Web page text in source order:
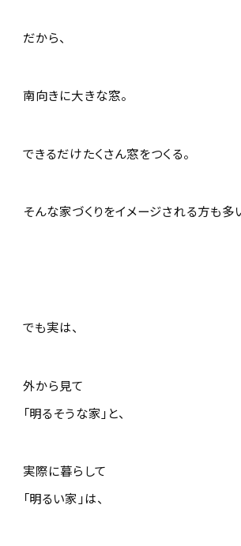
だから、
南向きに大きな窓。
できるだけたくさん窓をつくる。
そんな家づくりをイメージされる方も多
でも実は、
外から見て
「明るそうな家」と、
実際に暮らして
「明るい家」は、